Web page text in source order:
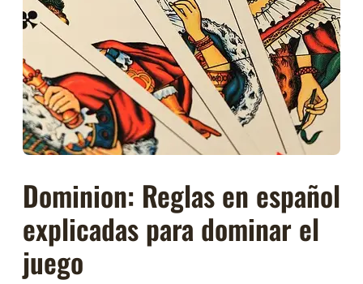
Dominion: Reglas en español
explicadas para dominar el
juego